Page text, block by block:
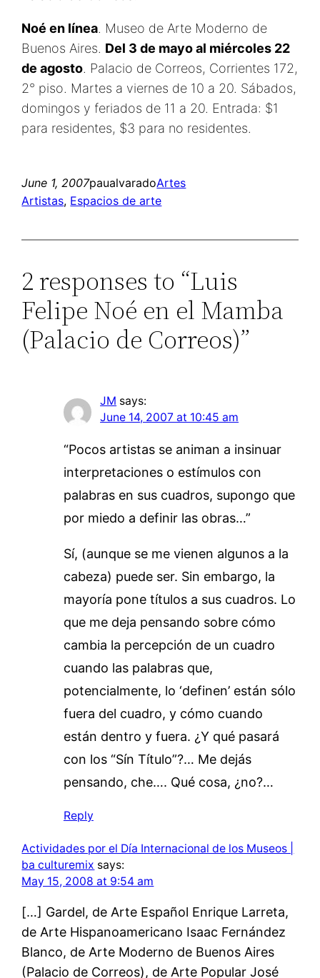
Noé en línea. Museo de Arte Moderno de
Buenos Aires. Del 3 de mayo al miércoles 22
de agosto. Palacio de Correos, Corrientes 172,
2° piso. Martes a viernes de 10 a 20. Sábados,
domingos y feriados de 11 a 20. Entrada: $1
para residentes, $3 para no residentes.
June 1, 2007paualvaradoArtes
Artistas, Espacios de arte
2 responses to “Luis
Felipe Noé en el Mamba
(Palacio de Correos)”
JM says:
June 14, 2007 at 10:45 am
“Pocos artistas se animan a insinuar
interpretaciones o estímulos con
palabras en sus cuadros, supongo que
por miedo a definir las obras…”
Sí, (aunque se me vienen algunos a la
cabeza) puede ser. Sin embargo, la
mayoría pone títulos a sus cuadros. Lo
que me deja pensando sobre cómo
cambia la percepción de un cuadro
cuando las palabras que,
potencialmente, lo ‘definen’ están sólo
fuera del cuadro, y cómo cuando
están dentro y fuera. ¿Y qué pasará
con los “Sín Título”?… Me dejás
pensando, che…. Qué cosa, ¿no?…
Reply
Actividades por el Día Internacional de los Museos |
ba culturemix says:
May 15, 2008 at 9:54 am
[…] Gardel, de Arte Español Enrique Larreta,
de Arte Hispanoamericano Isaac Fernández
Blanco, de Arte Moderno de Buenos Aires
(Palacio de Correos), de Arte Popular José